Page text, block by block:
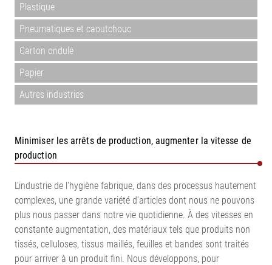
Plastique
Pneumatiques et caoutchouc
Carton ondulé
Papier
Autres industries
Minimiser les arrêts de production, augmenter la vitesse de
production
L'industrie de l'hygiène fabrique, dans des processus hautement
complexes, une grande variété d'articles dont nous ne pouvons
plus nous passer dans notre vie quotidienne. À des vitesses en
constante augmentation, des matériaux tels que produits non
tissés, celluloses, tissus maillés, feuilles et bandes sont traités
pour arriver à un produit fini. Nous développons, pour